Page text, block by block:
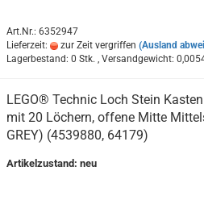
Art.Nr.: 6352947
Lieferzeit:
zur Zeit vergriffen (Ausland
Lagerbestand: 0 Stk. , Versandgewicht:
LEGO® Technic Loch Stein
mit 20 Löchern, offene Mitte
GREY) (4539880, 64179)
Artikelzustand: neu